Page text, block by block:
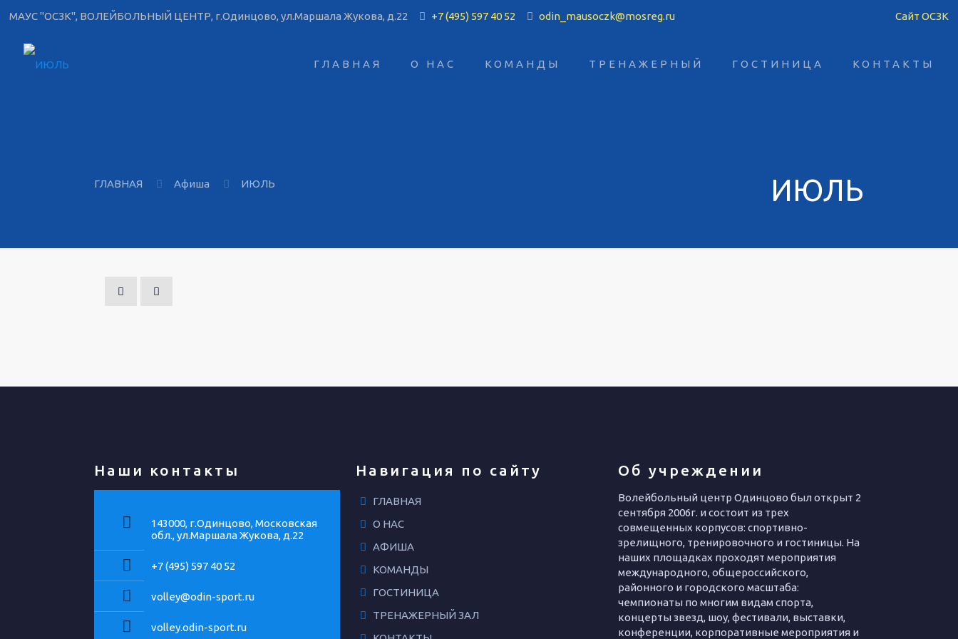
МАУС "ОСЗК", ВОЛЕЙБОЛЬНЫЙ ЦЕНТР, г.Одинцово, ул.Маршала Жукова, д.22 +7 (495) 597 40 52 odin_mausoczk@mosreg.ru Сайт ОСЗК
ГЛАВНАЯ О НАС КОМАНДЫ ТРЕНАЖЕРНЫЙ ГОСТИНИЦА КОНТАКТЫ
ИЮЛЬ
ГЛАВНАЯ Афиша ИЮЛЬ
Наши контакты
143000, г.Одинцово, Московская
обл., ул.Маршала Жукова, д.22
+7 (495) 597 40 52
volley@odin-sport.ru
volley.odin-sport.ru
Навигация по сайту
ГЛАВНАЯ
О НАС
АФИША
КОМАНДЫ
ГОСТИНИЦА
ТРЕНАЖЕРНЫЙ ЗАЛ
Об учреждении
Волейбольный центр Одинцово был открыт 2
сентября 2006г. и состоит из трех
совмещенных корпусов: спортивно-
зрелищного, тренировочного и гостиницы. На
наших площадках проходят мероприятия
международного, общероссийского,
районного и городского масштаба:
чемпионаты по многим видам спорта,
концерты звезд, шоу, фестивали, выставки,
конференции, корпоративные мероприятия и